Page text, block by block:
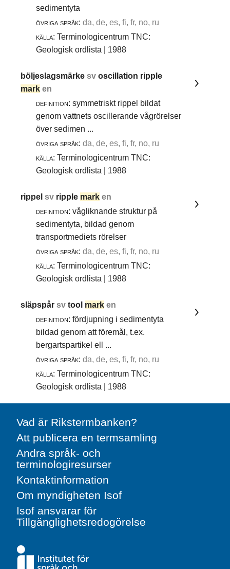
sedimentyta
övriga språk: da, de, es, fi, fr, no, ru
källa: Terminologicentrum TNC:
Geologisk ordlista | 1988
böljeslagsmärkesvoscillation ripple
mark en
definition: symmetriskt rippel bildat
genom vattnets oscillerande vågrörelser
över sedimen ...
övriga språk: da, de, es, fi, fr, no, ru
källa: Terminologicentrum TNC:
Geologisk ordlista | 1988
rippelsv ripple mark en
definition: vågliknande struktur på
sedimentyta, bildad genom
transportmediets rörelser
övriga språk: da, de, es, fi, fr, no, ru
källa: Terminologicentrum TNC:
Geologisk ordlista | 1988
släpspårsvtool mark en
definition: fördjupning i sedimentyta
bildad genom att föremål, t.ex.
bergartspartikel ell ...
övriga språk: da, de, es, fi, fr, no, ru
källa: Terminologicentrum TNC:
Geologisk ordlista | 1988
Vad är Rikstermbanken?
Att publicera en termsamling
Andra språk- och
terminologiresurser
Kontaktinformation
Om myndigheten Isof
Isof ansvarar för
Tillgänglighetsredogörelse